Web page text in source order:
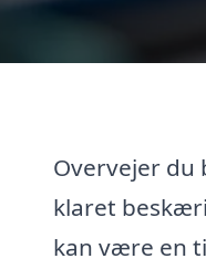
Overvejer du
klaret
kan være en